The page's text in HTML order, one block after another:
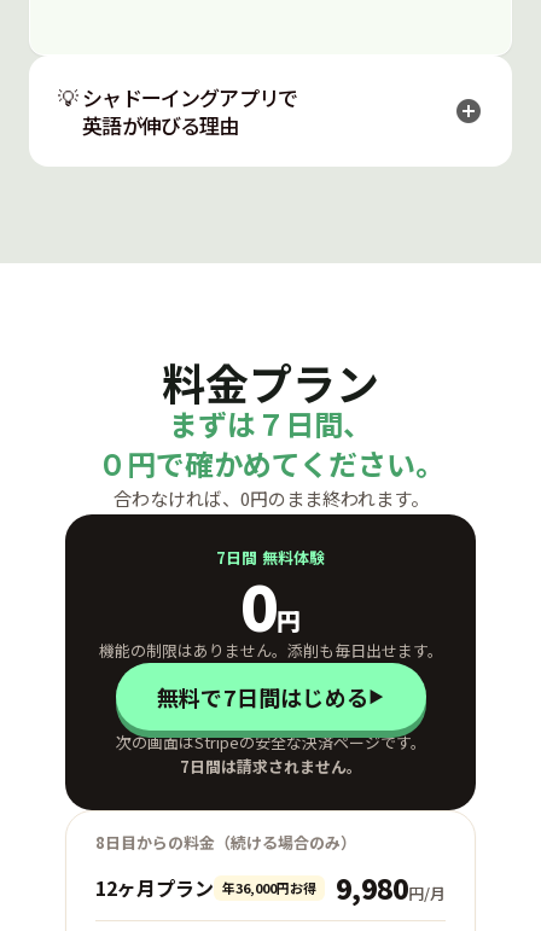
border data transfer has become heavily
regulated, and the contract must reflect
proposal by Wednesday?
Wednesday works. I’ll arrange for
our associate to start a detailed review
today, and I’ll personally check the key
compliance points. We’ll send you a
Perfect. Once we receive your
revisions, we’ll consolidate them with
internal feedback and prepare the version
for negotiation. I appreciate your support
on this.
My pleasure. I’m confident we can
strengthen the agreement and ensure it
passes regulatory scrutiny. Just let me
your internal discussions.
💡 シャドーイングアプリで
英語が伸びる理由
add_circle
シャドーイングは、流れる英語音声を少し遅れて追
方、独学では「自分の発音が合っているか分からな
シャドーイングアプリを使えば、教材選び・音声再
生・録音・提出までがスマホ1つで完結します。
さらにフラミンゴのシャドーイングアプリは、AIで
はなくプロの英語コーチが24時間以内に添削するた
め、リンキング（音の連結）や脱落など、自分では
気づけない癖を具体的に指摘してもらえます。
「毎日続けられる仕組み」と「正しいフィードバッ
ク」がそろうことで、シャドーイングは初心者でも
挫折せずに継続できます。
料金プラン
まずは７日間、
０円で確かめてください。
合わなければ、0円のまま終われます。
7日間 無料体験
0円
機能の制限はありません。添削も毎日出せます。
無料で7日間はじめる▶
次の画面はStripeの安全な決済ページです。
7日間は請求されません。
8日目からの料金（続ける場合のみ）
12ヶ月プラン 年36,000円お得 9,980円/月